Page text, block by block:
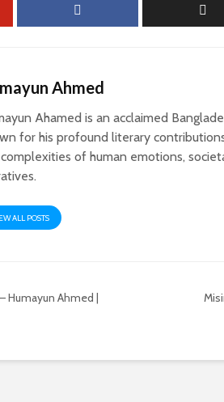
Ahmed
Ahamed is an acclaimed
for his profound literary
of human emotions,
ALL POSTS
Humayun Ahmed |